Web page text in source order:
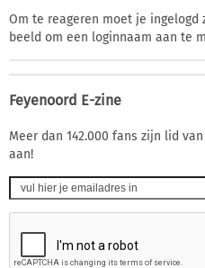
Om te reageren moet je ingelogd
beeld om een loginnaam aan te
Feyenoord E-zine
Meer dan 142.000 fans zijn lid
aan!